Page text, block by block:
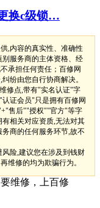
换c级锁…
,内容的真实性、准确性
服务商的主体资格、经
承担任何责任；百修网
纷由您自行协商解决。
修点,带有"实名认证"字
证会员"只是拥有百修网
售后""授权""官方"等字
相关对应资质,无法对其
商的任何服务环节,故不
险,建议您在涉及到钱财
维修的均为欺骗行为。
维修，上百修